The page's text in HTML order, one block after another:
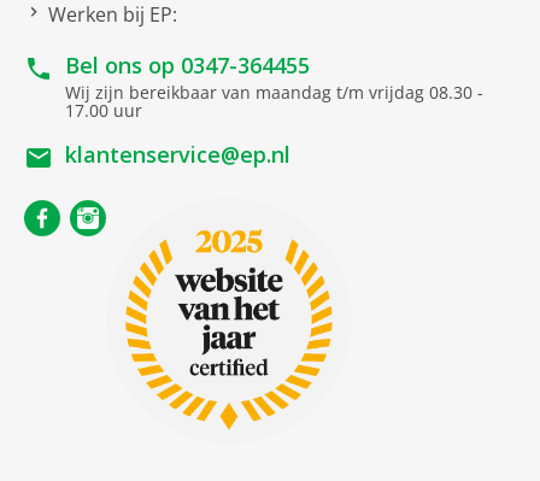
Werken bij EP:
Bel ons op 0347-364455
Wij zijn bereikbaar van maandag t/m vrijdag 08.30 -
17.00 uur
klantenservice@ep.nl